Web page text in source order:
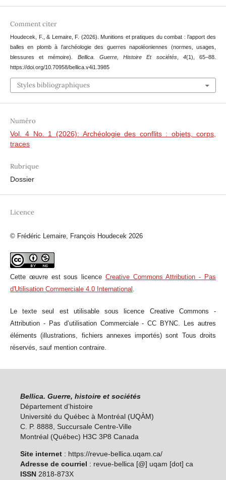
Comment citer
Houdecek, F., & Lemaire, F. (2026). Munitions et pratiques du combat : l’apport des
balles en plomb à l’archéologie des guerres napoléoniennes (normes, usages,
blessures et mémoire). Bellica. Guerre, Histoire Et sociétés, 4(1), 65–88.
https://doi.org/10.70958/bellica.v4i1.3985
Styles bibliographiques
Numéro
Vol. 4 No. 1 (2026): Archéologie des conflits : objets, corps,
traces
Rubrique
Dossier
Licence
© Frédéric Lemaire, François Houdecek 2026
Cette œuvre est sous licence Creative Commons Attribution - Pas
d'Utilisation Commerciale 4.0 International
Le texte seul est utilisable sous licence Creative Commons -
Attribution - Pas d’utilisation Commerciale - CC BYNC. Les autres
éléments (illustrations, fichiers annexes importés) sont Tous droits
réservés , sauf mention contraire.
Bellica. Guerre, histoire et sociétés
Département d’histoire
Université du Québec à Montréal (UQÀM)
C. P. 8888, Succursale Centre-Ville
Montréal (Québec) H3C 3P8 Canada
Site internet: https://revue-bellica.uqam.ca/
Adresse de courriel : revue-bellica [@] uqam [dot] ca
ISSN 2818-873X